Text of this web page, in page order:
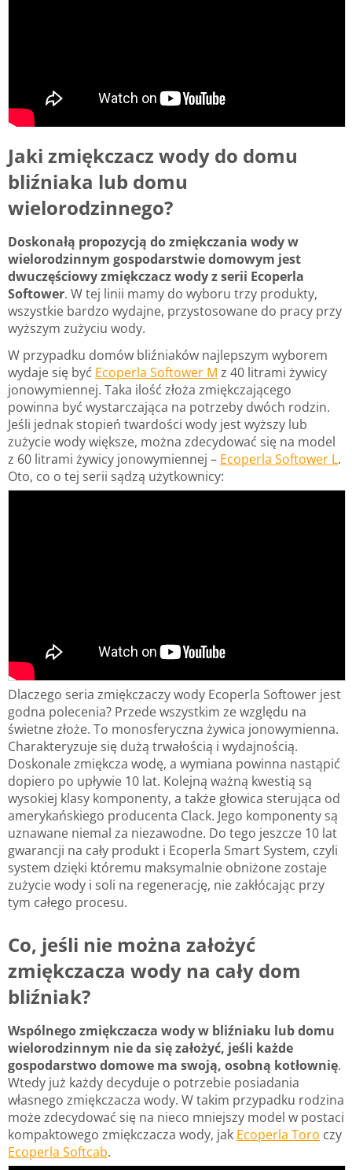
Jaki zmiękczacz wody do domu
bliźniaka lub domu
wielorodzinnego?
Doskonałą propozycją do zmiękczania wody w
wielorodzinnym gospodarstwie domowym jest
dwuczęściowy zmiękczacz wody z serii Ecoperla
Softower. W tej linii mamy do wyboru trzy produkty,
wszystkie bardzo wydajne, przystosowane do pracy przy
wyższym zużyciu wody.
W przypadku domów bliźniaków najlepszym wyborem
wydaje się być Ecoperla Softower M z 40 litrami żywicy
jonowymiennej. Taka ilość złoża zmiękczającego
powinna być wystarczająca na potrzeby dwóch rodzin.
Jeśli jednak stopień twardości wody jest wyższy lub
zużycie wody większe, można zdecydować się na model
z 60 litrami żywicy jonowymiennej – Ecoperla Softower L.
Oto, co o tej serii sądzą użytkownicy:
Dlaczego seria zmiękczaczy wody Ecoperla Softower jest
godna polecenia? Przede wszystkim ze względu na
świetne złoże. To monosferyczna żywica jonowymienna.
Charakteryzuje się dużą trwałością i wydajnością.
Doskonale zmiękcza wodę, a wymiana powinna nastąpić
dopiero po upływie 10 lat. Kolejną ważną kwestią są
wysokiej klasy komponenty, a także głowica sterująca od
amerykańskiego producenta Clack. Jego komponenty są
uznawane niemal za niezawodne. Do tego jeszcze 10 lat
gwarancji na cały produkt i Ecoperla Smart System, czyli
system dzięki któremu maksymalnie obniżone zostaje
zużycie wody i soli na regenerację, nie zakłócając przy
tym całego procesu.
Co, jeśli nie można założyć
zmiękczacza wody na cały dom
bliźniak?
Wspólnego zmiękczacza wody w bliźniaku lub domu
wielorodzinnym nie da się założyć, jeśli każde
gospodarstwo domowe ma swoją, osobną kotłownię.
Wtedy już każdy decyduje o potrzebie posiadania
własnego zmiękczacza wody. W takim przypadku rodzina
może zdecydować się na nieco mniejszy model w postaci
kompaktowego zmiękczacza wody, jak Ecoperla Toro czy
Ecoperla Softcab.